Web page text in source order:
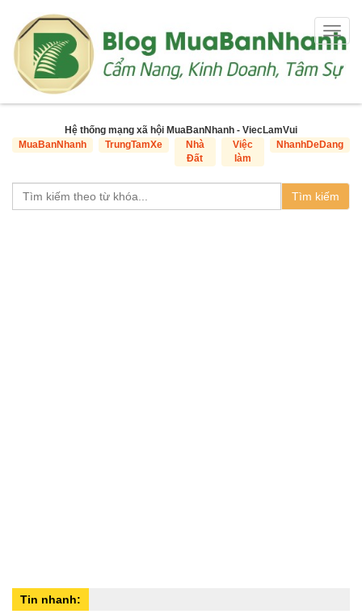
Hệ thống mạng xã hội MuaBanNhanh - ViecLamVui
MuaBanNhanh
TrungTamXe
Nhà
Đất
Việc
làm
NhanhDeDang
Tìm kiếm
Tin nhanh: